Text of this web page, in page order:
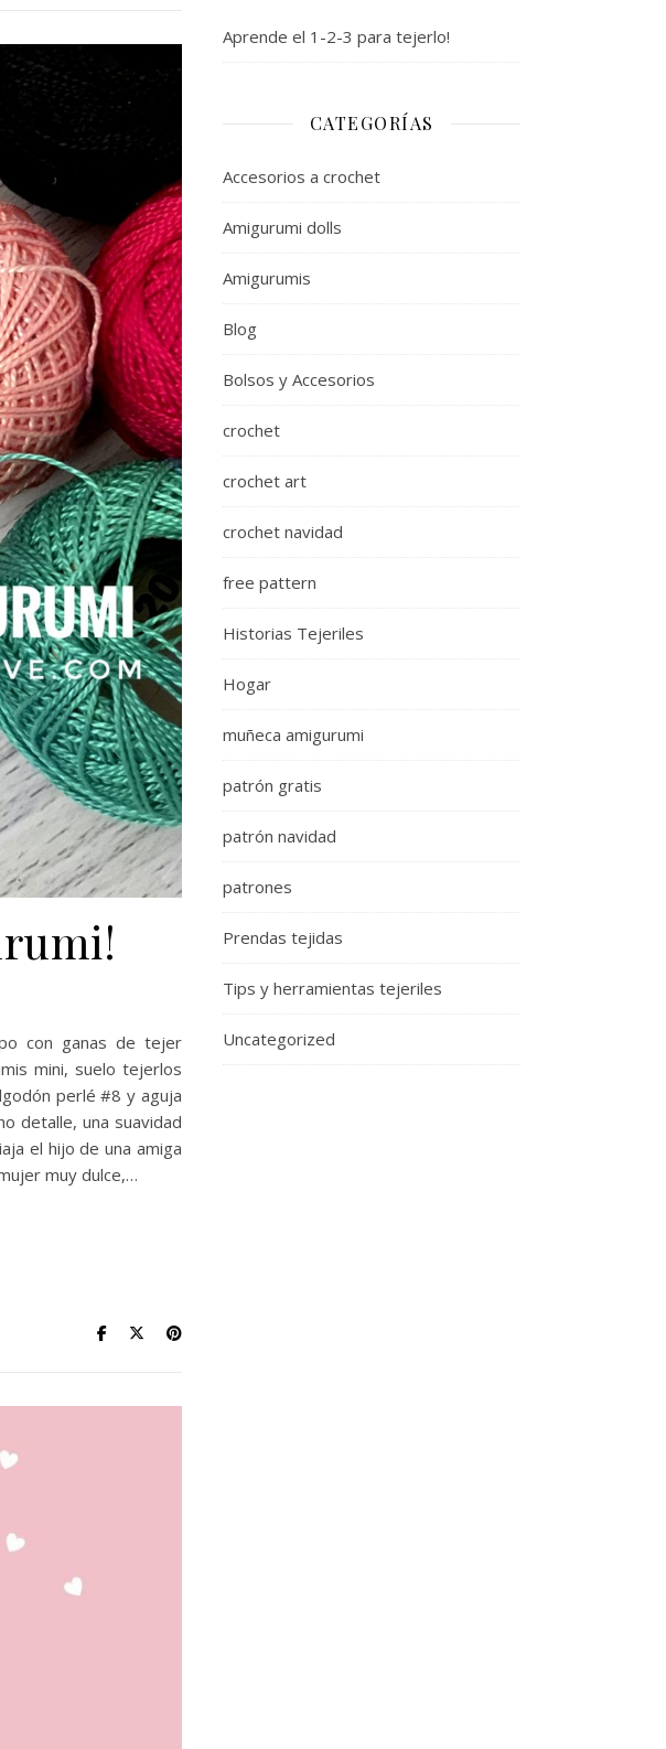
con ganas de tejer
mini, suelo tejerlos
perlé #8 y aguja
detalle, una suavidad
el hijo de una amiga
muy dulce,…
Aprende el 1-2-3 para tejerlo!
CATEGORÍAS
Accesorios a crochet
Amigurumi dolls
Amigurumis
Blog
Bolsos y Accesorios
crochet
crochet art
crochet navidad
free pattern
Historias Tejeriles
Hogar
muñeca amigurumi
patrón gratis
patrón navidad
patrones
Prendas tejidas
Tips y herramientas tejeriles
Uncategorized